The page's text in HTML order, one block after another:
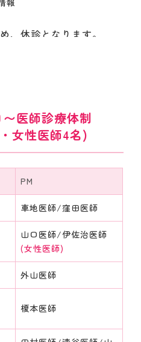
報
、休診となります。
アルいたしました ]
ラス北綾瀬４F」で診
団 徳耀会 北綾瀬駅メ
。本日、ホームページ
うぞよろしくお願いい
通り新たに医師が着
医師診療体制
女性医師4名)
PM
車地医師/窪田医師
山口医師/伊佐治医師
(女性医師)
外山医師
榎本医師